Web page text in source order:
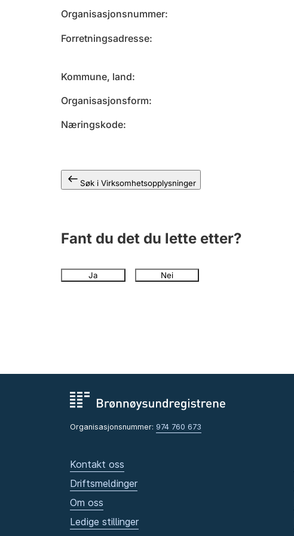
Organisasjonsnummer
Forretningsadresse
Kommune, land
Organisasjonsform
Næringskode
Søk i Virksomhetsopplysninger
Fant du det du lette etter?
Ja Nei
Organisasjonsnummer: 974 760 673
Kontakt oss
Driftsmeldinger
Om oss
Ledige stillinger